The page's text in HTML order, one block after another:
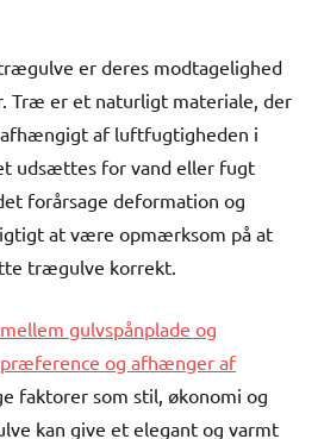
er deres modtagelighed
Træ er et naturligt materiale, der
afhængigt af luftfugtigheden i
udsættes for vand eller fugt
forårsage deformation og
at være opmærksom på at
trægulve korrekt.
gulvspånplade og
og afhænger af
faktorer som stil, økonomi og
kan give et elegant og varmt